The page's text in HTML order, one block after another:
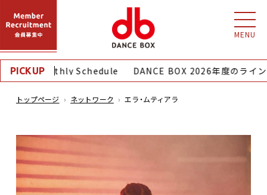
MENU
PICKUP
8月｜Monthly Schedule DANCE BOX 2026年度のライ
トップページ ネットワーク エラ・ムティアラ